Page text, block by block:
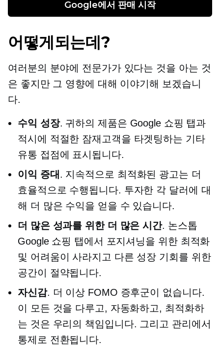
Google에서 판매 시작
어떻게되는데?
여러분의 분야에 전문가가 있다는 것을 아는 것
은 좋지만 그 영향에 대해 이야기해 보겠습니
다.
수익 성장. 귀하의 제품은 Google 쇼핑 탭과
적시에 적절한 잠재고객을 타겟팅하는 기타
유통 접점에 표시됩니다.
이익 증대 . 지속적으로 최적화된 광고는 더
효율적으로 수행됩니다. 투자한 각 달러에 대
해 더 많은 수익을 얻을 수 있습니다.
더 많은 성과를 위한 더 많은 시간. 논스톱
Google 쇼핑 탭에서 포지셔닝을 위한 최적화
및 어려움이 사라지고 다른 성장 기회를 위한
공간이 절약됩니다.
자신감. 더 이상 FOMO 증후군이 없습니다.
이 모든 것을 다루고, 자동화하고, 최적화하
는 것은 우리의 책임입니다. 그리고 관리에서
통제로 전환됩니다.